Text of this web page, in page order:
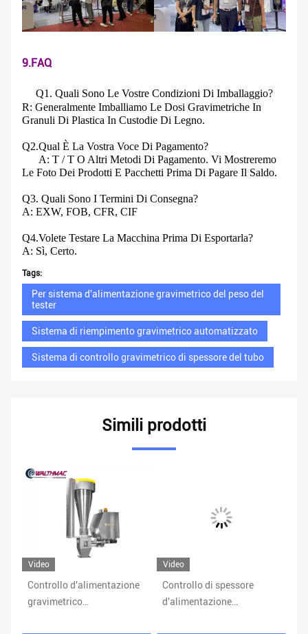
9.FAQ
Q1. Quali Sono Le Vostre Condizioni Di Imballaggio?
R: Generalmente Imballiamo Le Dosi Gravimetriche In
Granuli Di Plastica In Custodie Di Legno.
Q2.Qual È La Vostra Voce Di Pagamento?
A: T / T O Altri Metodi Di Pagamento. Vi Mostreremo
Le Foto Dei Prodotti E Pacchetti Prima Di Pagare Il Saldo.
Q3. Quali Sono I Termini Di Consegna?
A: EXW, FOB, CFR, CIF
Q4.Volete Testare La Macchina Prima Di Esportarla?
A: Sì, Certo.
Tags:
Per sistema d'alimentazione gravimetrico del peso del
tester
Sistema di riempimento gravimetrico automatizzato
Sistema di controllo gravimetrico di spessore del tubo
Simili prodotti
Video
Controllo d'alimentazione
gravimetrico
Video
Controllo di spessore
d'alimentazione